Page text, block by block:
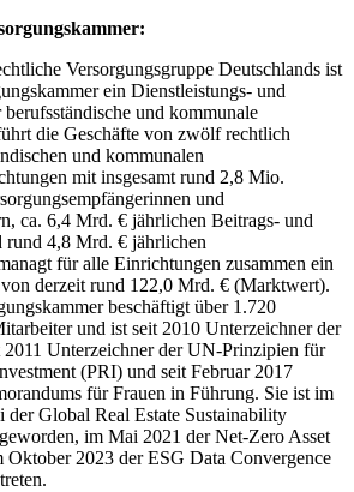
Versorgungsgruppe Deutschlands ist
ein Dienstleistungs- und
und kommunale
die Geschäfte von zwölf rechtlich
und kommunalen
mit insgesamt rund 2,8 Mio.
und
ca. 6,4 Mrd. € jährlichen Beitrags- und
rund 4,8 Mrd. € jährlichen
für alle Einrichtungen zusammen ein
derzeit rund 122,0 Mrd. € (Marktwert).
beschäftigt über 1.720
und ist seit 2010 Unterzeichner der
Unterzeichner der UN-Prinzipien für
(PRI) und seit Februar 2017
für Frauen in Führung. Sie ist im
Global Real Estate Sustainability
im Mai 2021 der Net-Zero Asset
2023 der ESG Data Convergence